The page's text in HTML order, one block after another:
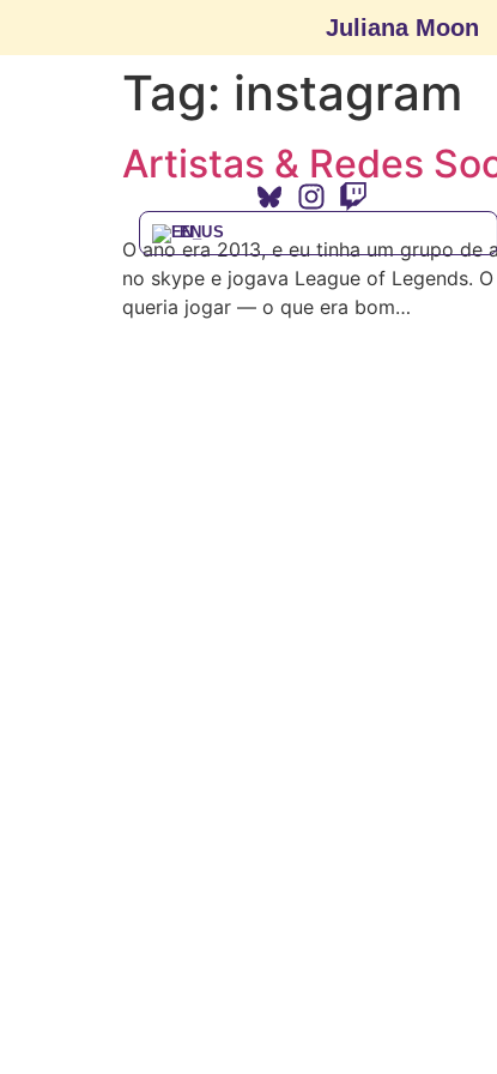
Juliana Moon
EN
Tag: instagram
Artistas & Redes
O ano era 2013, e eu tinha um grupo
no skype e jogava League of Legends.
queria jogar — o que era bom…